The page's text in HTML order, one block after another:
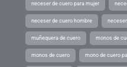
neceser de cuero para mujer
neceser de cuero hombre
muñequera de cuero monos de
monos de cuero mono de cuero